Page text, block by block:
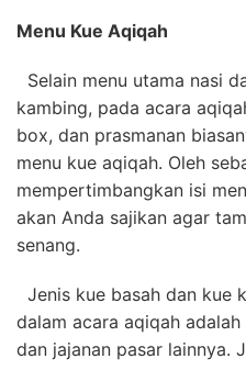
Menu Kue Aqiqah
Selain menu utama nasi
kambing, pada acara
box, dan prasmanan
menu kue aqiqah. Oleh
mempertimbangkan isi
akan Anda sajikan agar
senang.
Jenis kue basah dan kue
dalam acara aqiqah
dan jajanan pasar lainnya.